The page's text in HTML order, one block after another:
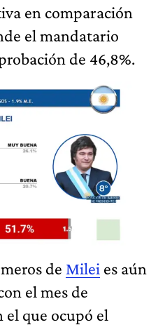
en comparación
el mandatario
de 46,8%.
de Milei es aún
el mes de
el que ocupó el